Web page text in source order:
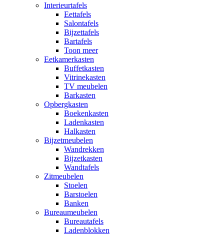
Interieurtafels
Eettafels
Salontafels
Bijzettafels
Bartafels
Toon meer
Eetkamerkasten
Buffetkasten
Vitrinekasten
TV meubelen
Barkasten
Opbergkasten
Boekenkasten
Ladenkasten
Halkasten
Bijzetmeubelen
Wandrekken
Bijzetkasten
Wandtafels
Zitmeubelen
Stoelen
Barstoelen
Banken
Bureaumeubelen
Bureautafels
Ladenblokken